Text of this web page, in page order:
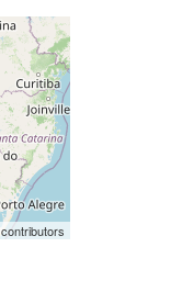
contributors